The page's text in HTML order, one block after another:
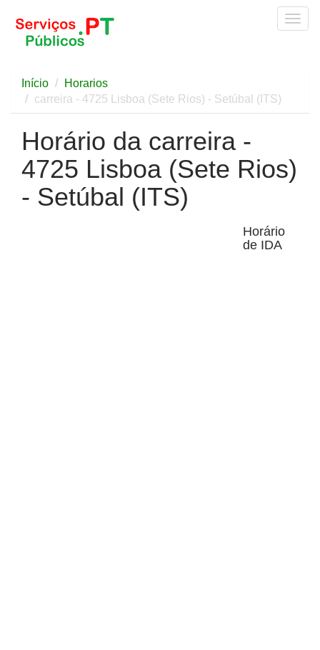
Início
Horarios
carreira - 4725 Lisboa (Sete Rios) - Setúbal (ITS)
Horário da carreira -
4725 Lisboa (Sete Rios)
- Setúbal (ITS)
Horário
de IDA